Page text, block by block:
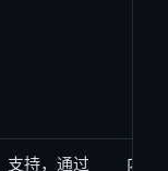
支持，通过
内置